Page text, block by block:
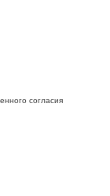
согласия